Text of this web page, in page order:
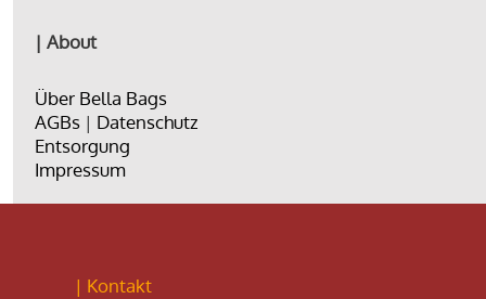
| About
Über Bella Bags
AGBs | Datenschutz
Entsorgung
Impressum
| Kontakt